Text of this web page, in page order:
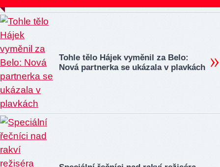
Tohle tělo Hájek vyměnil za Belo:
Nová partnerka se ukázala v plavkách